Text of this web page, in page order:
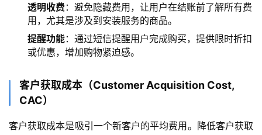
透明收费 ：避免隐藏费用，让用户在结账前了解所有费
用，尤其是涉及到安装服务的商品。
提醒功能：通过短信提醒用户完成购买，提供限时折扣
或优惠，增加购物紧迫感。
客户获取成本（Customer Acquisition Cost,
CAC）
客户获取成本是吸引一个新客户的平均费用。降低客户获取